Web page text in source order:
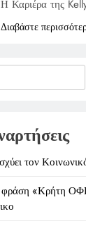
Η Καριέρα της
Διαβάστε
τον
«Κρήτη